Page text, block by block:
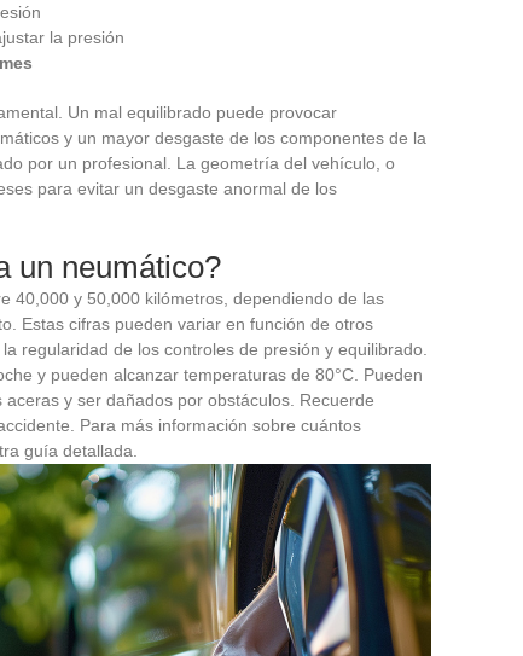
la presión
Un mal equilibrado puede provocar
y un mayor desgaste de los componentes de la
por un profesional. La geometría del vehículo, o
para evitar un desgaste anormal de los
un neumático?
40,000 y 50,000 kilómetros, dependiendo de las
Estas cifras pueden variar en función de otros
regularidad de los controles de presión y equilibrado.
y pueden alcanzar temperaturas de 80°C. Pueden
y ser dañados por obstáculos. Recuerde
Para más información sobre cuántos
guía detallada.